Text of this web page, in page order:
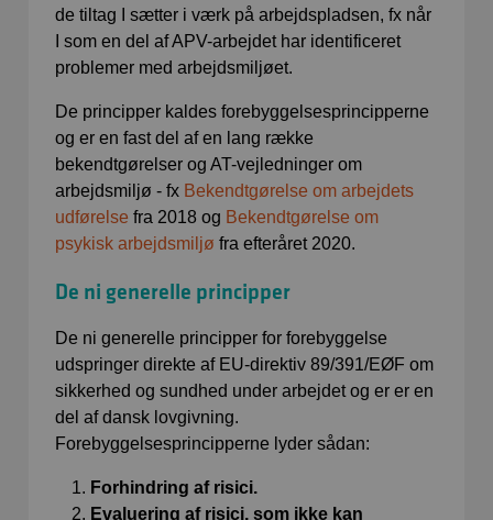
de tiltag I sætter i værk på arbejdspladsen, fx når
I som en del af APV-arbejdet har identificeret
problemer med arbejdsmiljøet.
De principper kaldes forebyggelsesprincipperne
og er en fast del af en lang række
bekendtgørelser og AT-vejledninger om
arbejdsmiljø - fx Bekendtgørelse om arbejdets
udførelse fra 2018 og Bekendtgørelse om
psykisk arbejdsmiljø fra efteråret 2020.
De ni generelle principper
De ni generelle principper for forebyggelse
udspringer direkte af EU-direktiv 89/391/EØF om
sikkerhed og sundhed under arbejdet og er er en
del af dansk lovgivning.
Forebyggelsesprincipperne lyder sådan:
Forhindring af risici.
Evaluering af risici, som ikke kan